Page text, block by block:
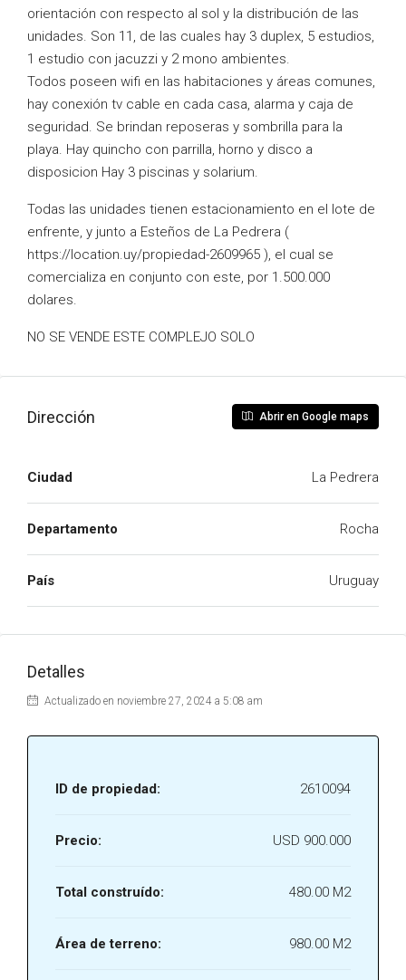
orientación con respecto al sol y la distribución de las
unidades. Son 11, de las cuales hay 3 duplex, 5 estudios,
1 estudio con jacuzzi y 2 mono ambientes.
Todos poseen wifi en las habitaciones y áreas comunes,
hay conexión tv cable en cada casa, alarma y caja de
seguridad. Se brindan reposeras y sombrilla para la
playa. Hay quincho con parrilla, horno y disco a
disposicion Hay 3 piscinas y solarium.
Todas las unidades tienen estacionamiento en el lote de
enfrente, y junto a Esteños de La Pedrera (
https://location.uy/propiedad-2609965 ), el cual se
comercializa en conjunto con este, por 1.500.000
dolares.
NO SE VENDE ESTE COMPLEJO SOLO
Dirección Abrir en Google maps
Ciudad La Pedrera
Departamento Rocha
País Uruguay
Detalles
Actualizado en noviembre 27, 2024 a 5:08 am
ID de propiedad: 2610094
Precio: USD 900.000
Total construído: 480.00 M2
Área de terreno: 980.00 M2